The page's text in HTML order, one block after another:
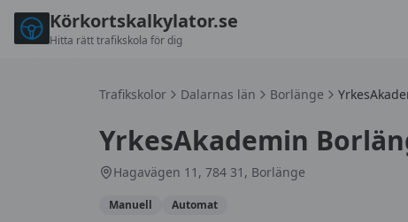
Körkortskalkylator.se
Hitta rätt trafikskola för dig
Trafikskolor Dalarnas län Borlänge
YrkesAkademin
Hagavägen 11, 784 31, Borlänge
Manuell Automat